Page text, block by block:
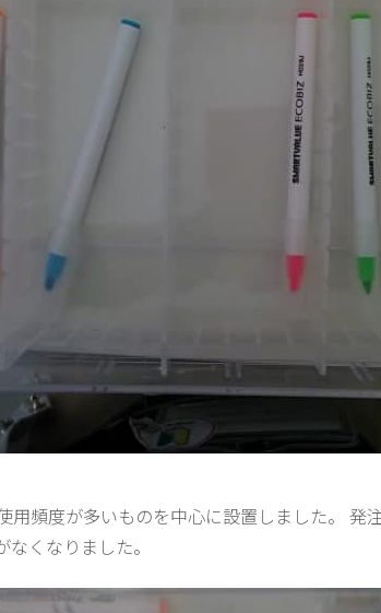
用頻度が多いものを中心に設置しました。 発
くなりました。